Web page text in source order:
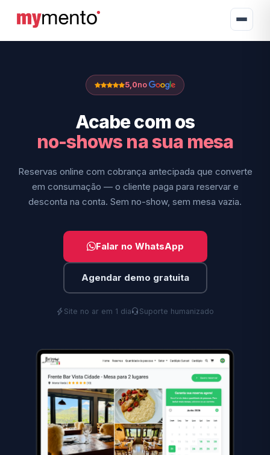
5,0no
Acabe com os
no-shows na sua mesa
Reservas online com cobrança antecipada que converte
em consumação — o cliente paga para reservar e
desconta na conta. Sem no-show, sem mesa vazia.
Falar no WhatsApp
Agendar demo gratuita
Site no ar em 1 dia Suporte humanizado